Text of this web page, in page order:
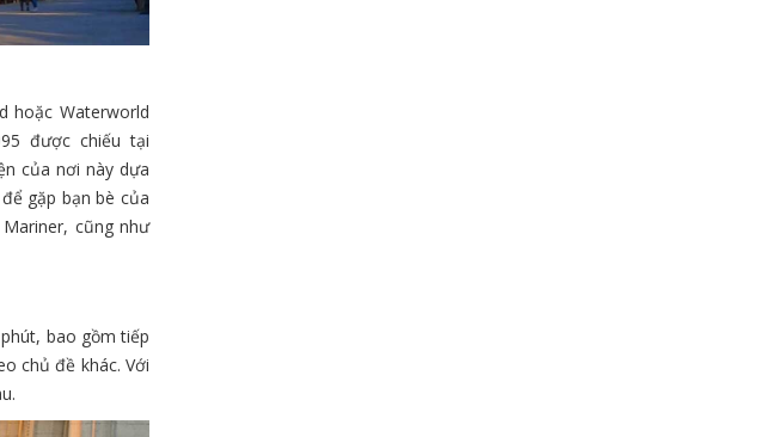
hoặc Waterworld
được chiếu tại
của nơi này dựa
gặp bạn bè của
cũng như
bao gồm tiếp
chủ đề khác. Với